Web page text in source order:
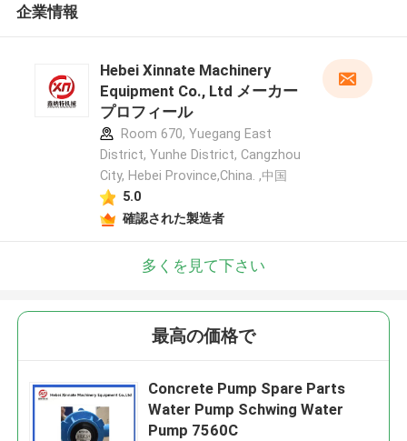
企業情報
Hebei Xinnate Machinery
Equipment Co., Ltd メーカー
プロフィール
Room 670, Yuegang East
District, Yunhe District, Cangzhou
City, Hebei Province,China. ,中国
5.0
確認された製造者
多くを見て下さい
最高の価格で
Concrete Pump Spare Parts
Water Pump Schwing Water
Pump 7560C